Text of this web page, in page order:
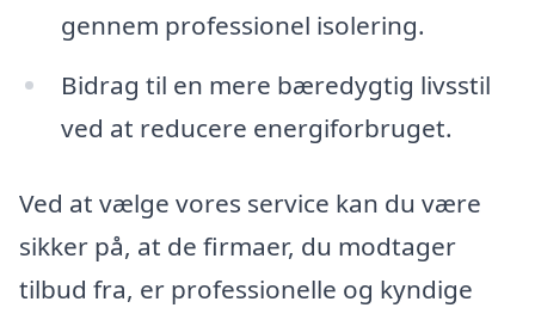
gennem professionel isolering.
Bidrag til en mere bæredygtig livsstil
ved at reducere energiforbruget.
Ved at vælge vores service kan du være
sikker på, at de firmaer, du modtager
tilbud fra, er professionelle og kyndige